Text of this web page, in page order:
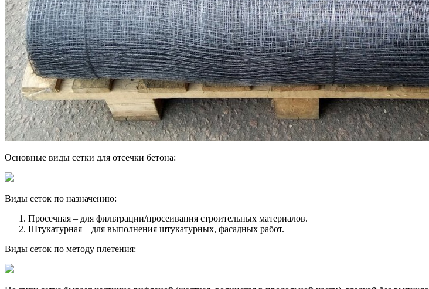
Основные виды сетки для отсечки бетона:
Виды сеток по назначению:
Просечная – для фильтрации/просеивания строительных материалов.
Штукатурная – для выполнения штукатурных, фасадных работ.
Виды сеток по методу плетения: